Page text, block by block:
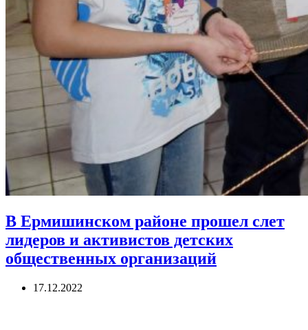
В Ермишинском районе прошел слет
лидеров и активистов детских
общественных организаций
17.12.2022